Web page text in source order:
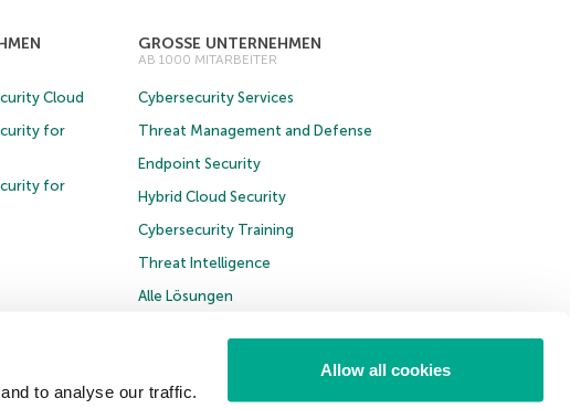
to analyse our traffic.
Allow all cookies
Cloud
for
for
GROSSE UNTERNEHMEN
AB 1000 MITARBEITER
Cybersecurity Services
Threat Management and Defense
Endpoint Security
Hybrid Cloud Security
Cybersecurity Training
Threat Intelligence
Alle Lösungen
B2B